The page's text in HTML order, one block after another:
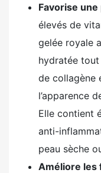
Favorise une
élevés de
gelée royale
hydratée
de collagène
l’apparence
Elle contient
anti-
peau sèche
Améliore les